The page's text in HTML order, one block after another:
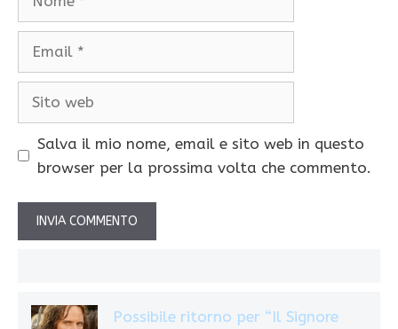
Salva il mio nome, email e sito web in questo
browser per la prossima volta che commento.
Possibile ritorno per “Il Signore